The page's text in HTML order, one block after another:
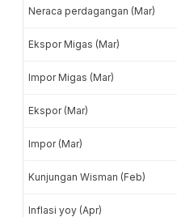
Neraca perdagangan (Mar)
Ekspor Migas (Mar)
Impor Migas (Mar)
Ekspor (Mar)
Impor (Mar)
Kunjungan Wisman (Feb)
Inflasi yoy (Apr)